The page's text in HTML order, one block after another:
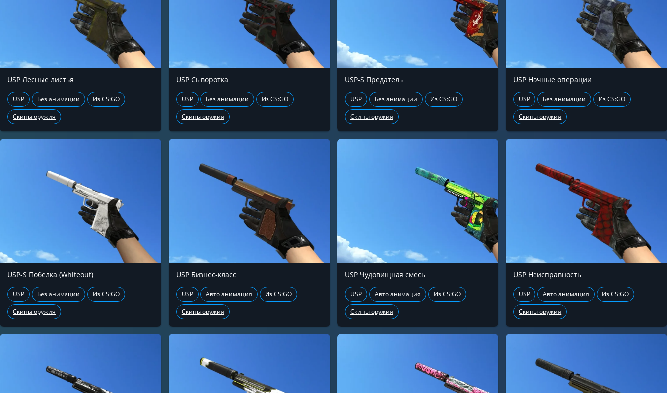
USP Лесные листья
USP Без анимации Из CS:GO
Скины оружия
USP Сыворотка
USP Без анимации Из CS:GO
Скины оружия
USP-S Предатель
USP Без анимации Из CS:GO
Скины оружия
USP Ночные операции
USP Без анимации Из CS:GO
Скины оружия
USP-S Побелка (Whiteout)
USP Без анимации Из CS:GO
Скины оружия
USP Бизнес-класс
USP Авто анимация Из CS:GO
Скины оружия
USP Чудовищная смесь
USP Авто анимация Из CS:GO
Скины оружия
USP Неисправность
USP Авто анимация Из CS:GO
Скины оружия